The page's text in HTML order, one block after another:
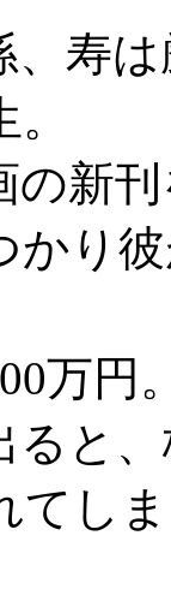
寿は
の新
かり
万円
ると
てし